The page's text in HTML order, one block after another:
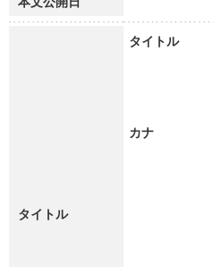
タイトル
タイトル
カナ